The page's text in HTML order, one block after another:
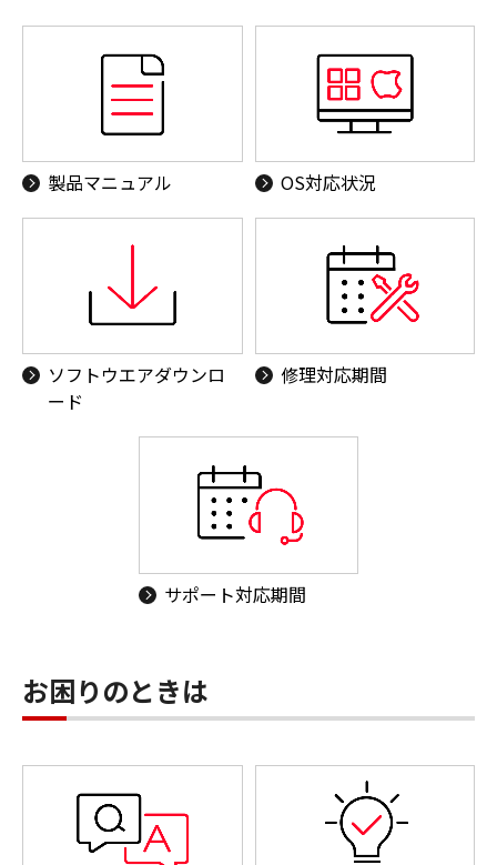
製品マニュアル OS対応状況
ソフトウエアダウンロ
ード
修理対応期間
サポート対応期間
お困りのときは